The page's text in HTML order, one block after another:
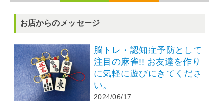
お店からのメッセージ
脳トレ・認知症予防として
注目の麻雀!! お友達を作り
に気軽に遊びにきてくださ
い。
2024/06/17